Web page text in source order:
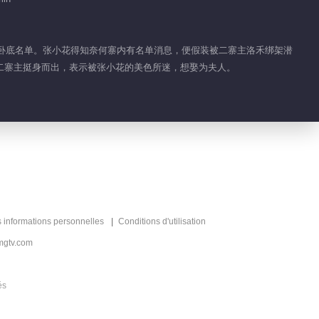
名单。张小花得知奈何寨内有名单消息，便假装被二寨主洛禾绑架潜
主挺身而出，表示被张小花的美色所迷，想娶为夫人。
informations personnelles Conditions d'utilisation